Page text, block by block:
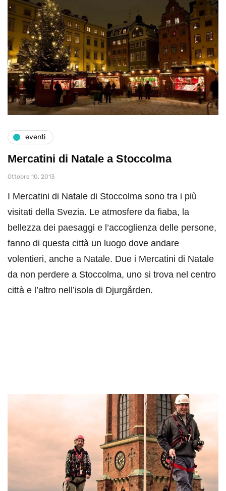
eventi
Mercatini di Natale a Stoccolma
Ottobre 10, 2013
I Mercatini di Natale di Stoccolma sono tra i più
visitati della Svezia. Le atmosfere da fiaba, la
bellezza dei paesaggi e l’accoglienza delle persone,
fanno di questa città un luogo dove andare
volentieri, anche a Natale. Due i Mercatini di Natale
da non perdere a Stoccolma, uno si trova nel centro
città e l’altro nell’isola di Djurgården.